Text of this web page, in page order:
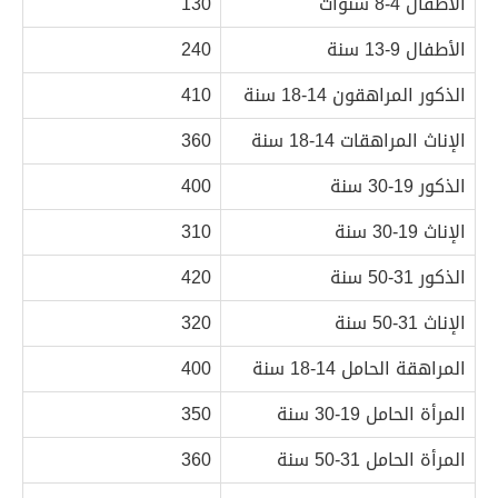
الأطفال 9-13 سنة
240
الذكور المراهقون 14-18 سنة
410
الإناث المراهقات 14-18 سنة
360
الذكور 19-30 سنة
400
الإناث 19-30 سنة
310
الذكور 31-50 سنة
420
الإناث 31-50 سنة
320
المراهقة الحامل 14-18 سنة
400
المرأة الحامل 19-30 سنة
350
المرأة الحامل 31-50 سنة
360